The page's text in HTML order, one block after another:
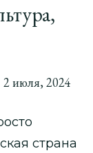
2 июля, 2024
страна